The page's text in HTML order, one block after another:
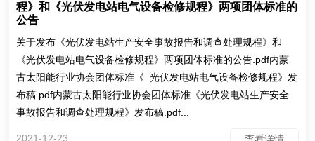
程》和《光伏发电站电气设备检修规程》两项团体标准的
公告
关于发布《光伏发电站生产安全事故报告和调查处理规程》和
《光伏发电站电气设备检修规程》两项团体标准的公告.pdf内蒙
古太阳能行业协会团体标准《 光伏发电站电气设备检修规程》发
布稿.pdf内蒙古太阳能行业协会团体标准《光伏发电站生产安全
事故报告和调查处理规程》发布稿.pdf...
2021-12-23